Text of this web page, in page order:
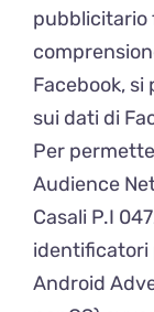
pubblicitario
Facebook,
sui dati di
Per
Audience
Casali P.I
identificatori
Android